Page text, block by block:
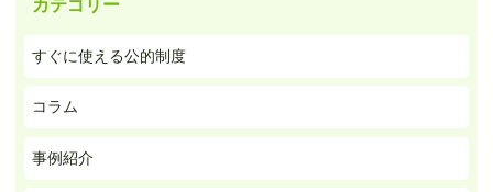
カテゴリー
すぐに使える公的制度
コラム
事例紹介